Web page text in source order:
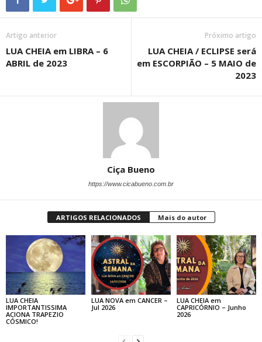
Artigo anterior
LUA CHEIA em LIBRA – 6
ABRIL de 2023
Próximo artigo
LUA CHEIA / ECLIPSE será
em ESCORPIÃO – 5 MAIO de
2023
Ciça Bueno
https://www.cicabueno.com.br
ARTIGOS RELACIONADOS Mais do autor
LUA CHEIA
IMPORTANTISSIMA
ACIONA TRAPEZIO
CÓSMICO!
LUA NOVA em CANCER –
Jul 2026
LUA CHEIA em
CAPRICÓRNIO – Junho
2026